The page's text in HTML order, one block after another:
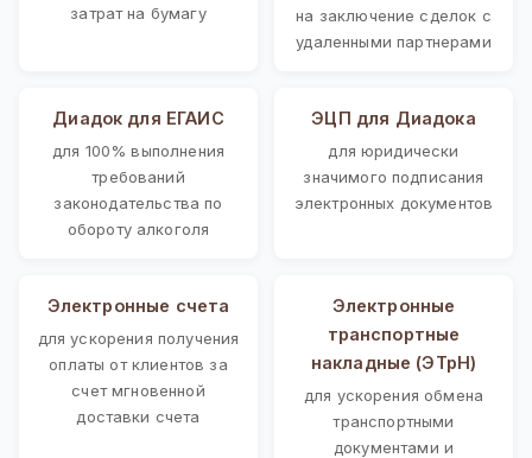
затрат на бумагу
на заключение сделок с
удаленными партнерами
Диадок для ЕГАИС
для 100% выполнения
требований
законодательства по
обороту алкоголя
ЭЦП для Диадока
для юридически
значимого подписания
электронных документов
Электронные счета
для ускорения получения
оплаты от клиентов за
счет мгновенной
доставки счета
Электронные
транспортные
накладные (ЭТрН)
для ускорения обмена
транспортными
документами и